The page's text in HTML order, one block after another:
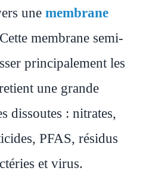
une membrane
membrane semi-
principalement les
une grande
dissoutes : nitrates,
PFAS, résidus
et virus.